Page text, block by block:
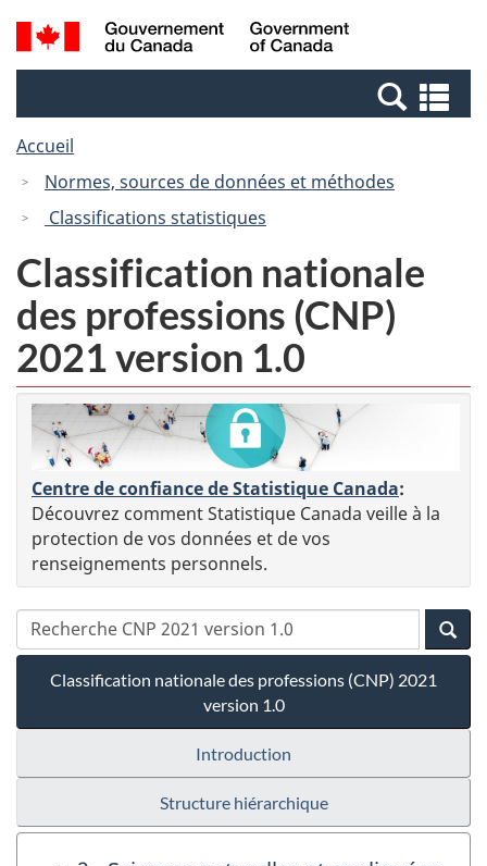
Passer
au
Passer
à
Canada
Recherche
et
et
Accueil
Normes, sources de données et méthodes
Classifications statistiques
Classification nationale
des professions (CNP)
2021 version 1.0
Centre de confiance de Statistique Canada:
Découvrez comment Statistique Canada veille à la
protection de vos données et de vos
renseignements personnels.
Classification nationale des professions (CNP) 2021
version 1.0
Introduction
Structure hiérarchique